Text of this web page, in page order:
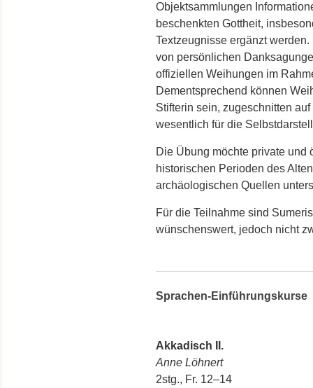
Objektsammlungen
beschenkten Gottheit,
Textzeugnisse ergänzt
von persönlichen
offiziellen Weihungen im
Dementsprechend können
Stifterin sein, zugeschnitten
wesentlich für die
Die Übung möchte private und
historischen Perioden des
archäologischen Quellen
Für die Teilnahme sind
wünschenswert, jedoch nicht
Sprachen-Einführungskurse
Akkadisch II.
Anne Löhnert
2stg., Fr. 12–14